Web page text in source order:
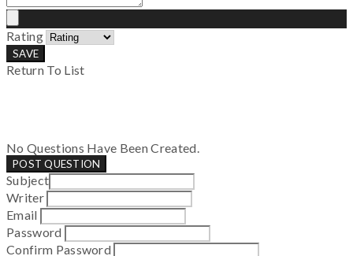
Rating
SAVE
Return To List
No Questions Have Been Created.
POST QUESTION
Subject
Writer
Email
Password
Confirm Password